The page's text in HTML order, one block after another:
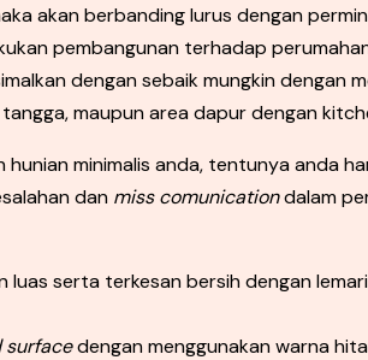
akan berbanding lurus dengan
pembangunan terhadap
dengan sebaik mungkin dengan
maupun area dapur dengan
minimalis anda, tentunya anda
dan miss comunicationdalam
luas serta terkesan bersih dengan
surfacedengan menggunakan warna